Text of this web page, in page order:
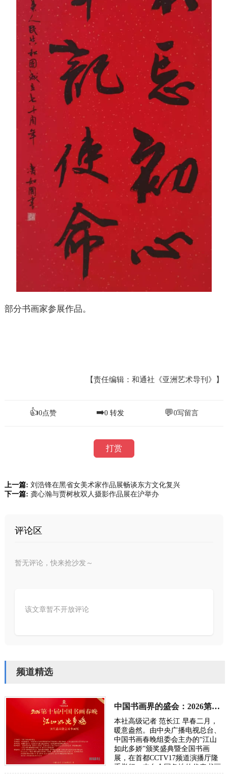
部分书画家参展作品。
【责任编辑：和通社《亚洲艺术导刊》】
👍0点赞 ➡️0 转发 💬0写留言
打赏
上一篇: 刘浩锋在黑省女美术家作品展畅谈东方文化复兴
下一篇: 龚心瀚与贾树枚双人摄影作品展在沪举办
评论区
暂无评论，快来抢沙发～
该文章暂不开放评论
频道精选
中国书画界的盛会：2026第十届中国书画春晚速写
本社高级记者 范长江 早春二月，
暖意盎然。由中央广播电视总台、
中国书画春晚组委会主办的“江山
如此多娇”颁奖盛典暨全国书画
展，在首都CCTV17频道演播厅隆
重举行。来自全国各地的代表书画